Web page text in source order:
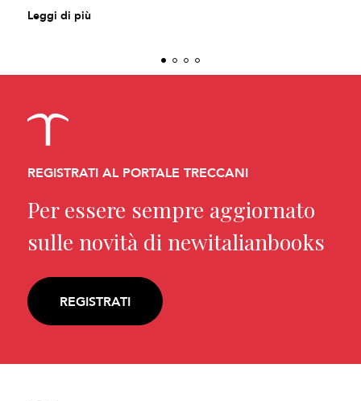
Leggi di più
REGISTRATI AL PORTALE TRECCANI
Per essere sempre aggiornato
sulle novità di newitalianbooks
REGISTRATI